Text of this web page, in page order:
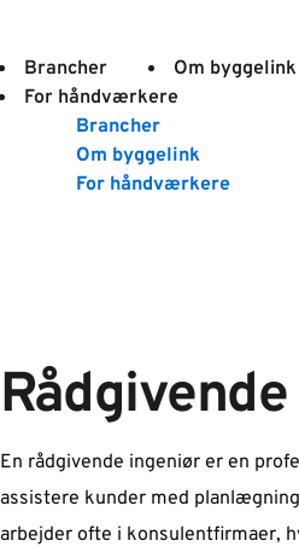
Brancher
Om byggelink
For håndværkere
Brancher
Om byggelink
For håndværkere
En rådgivende ingeniør er en
assistere kunder med
arbejder ofte i konsulentfirmaer,